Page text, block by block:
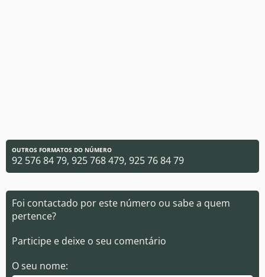
OUTROS FORMATOS DO NÚMERO
92 576 84 79, 925 768 479, 925 76 84 79
Foi contactado por este número ou sabe a quem
pertence?
Participe e deixe o seu comentário
O seu nome: